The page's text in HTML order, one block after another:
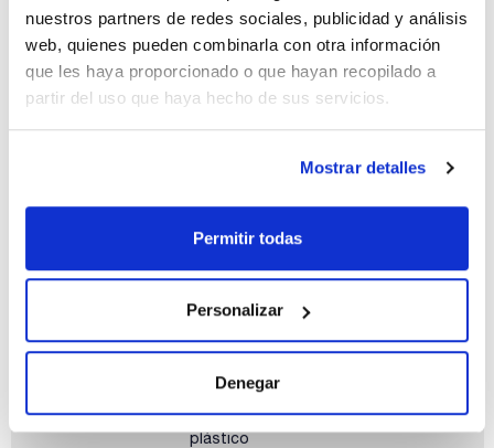
nuestros partners de redes sociales, publicidad y análisis
web, quienes pueden combinarla con otra información
que les haya proporcionado o que hayan recopilado a
partir del uso que haya hecho de sus servicios.
Mostrar detalles
Permitir todas
Personalizar
Denegar
x 1 kg
Referencia
AC07201000
Envase
x 1 kg :: Botella
de plástico
Precio
Comprar
x 5 kg
Envase
Contenedor de
plástico